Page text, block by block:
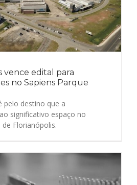
vence edital para
no Sapiens Parque
pelo destino que a
significativo espaço no
Florianópolis.